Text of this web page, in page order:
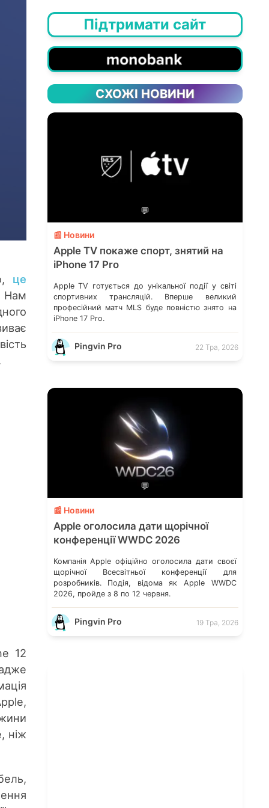
це
Нам
12
ніж
Підтримати сайт
СХОЖІ НОВИНИ
💬
📰 Новини
Apple TV покаже спорт, знятий на
iPhone 17 Pro
Apple TV готується до унікальної події у світі
спортивних трансляцій. Вперше великий
професійний матч MLS буде повністю знято на
iPhone 17 Pro.
Pingvin Pro 22 Тра, 2026
💬
📰 Новини
Apple оголосила дати щорічної
конференції WWDC 2026
Компанія Apple офіційно оголосила дати своєї
щорічної Всесвітньої конференції для
розробників. Подія, відома як Apple WWDC
2026, пройде з 8 по 12 червня.
Pingvin Pro 19 Тра, 2026